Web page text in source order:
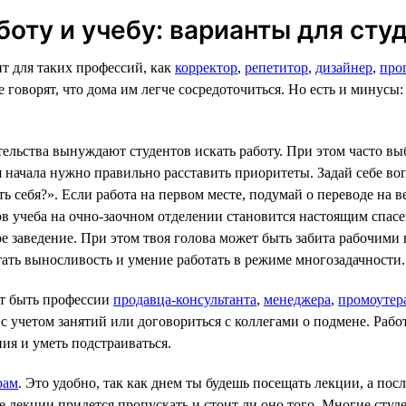
и учебу: варианты для
для таких профессий, как корректор, репетитор, дизайнер,
что дома им легче сосредоточиться. Но есть и
вынуждают студентов искать работу. При этом часто
нужно правильно расставить приоритеты. Задай себе
Если работа на первом месте, подумай о переводе на
учеба на очно-заочном отделении становится настоящим
При этом твоя голова может быть забита
выносливость и умение работать в режиме многозадачности.
быть профессии продавца-консультанта, менеджера,
занятий или договориться с коллегами о подмене.
и уметь подстраиваться.
. Это удобно, так как днем ты будешь посещать лекции, а